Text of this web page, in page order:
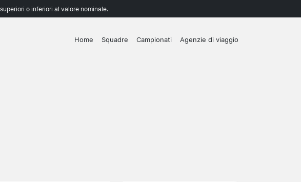
o inferiori al valore nominale.
Home Squadre Campionati Agenzie di viaggio